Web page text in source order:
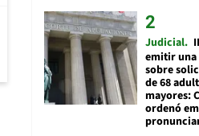
Judicial
emitir
sobre
de 68
mayores:
ordenó